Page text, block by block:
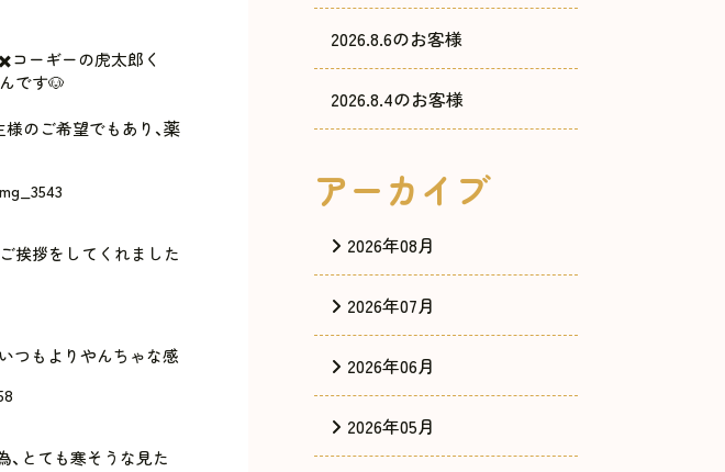
コーギーの虎太郎く
です🐶
のご希望でもあり、薬
挨拶をしてくれました
つもよりやんちゃな感
とても寒そうな見た
2026.8.6のお客様
2026.8.4のお客様
アーカイブ
2026年08月
2026年07月
2026年06月
2026年05月